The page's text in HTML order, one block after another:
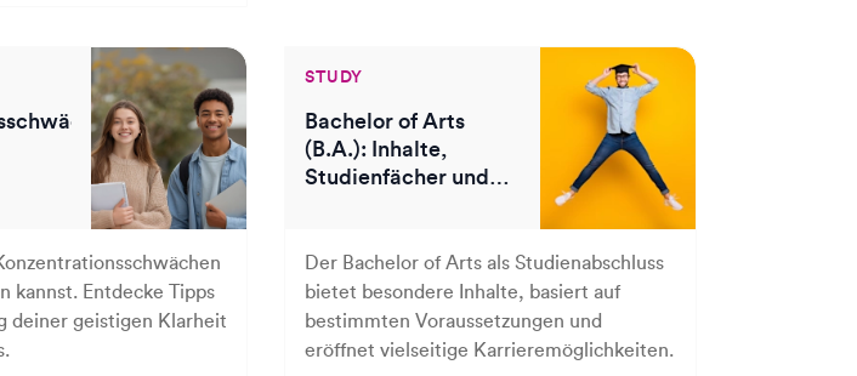
kannst. Entdecke Tipps
deiner geistigen Klarheit
STUDY
Bachelor of Arts
(B.A.): Inhalte,
Studienfächer und
Der Bachelor of Arts als Studienabschluss
bietet besondere Inhalte, basiert auf
bestimmten Voraussetzungen und
eröffnet vielseitige Karrieremöglichkeiten.